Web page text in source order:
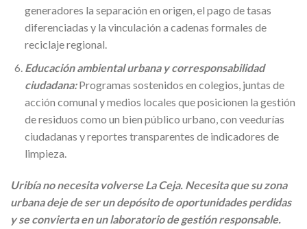
generadores la separación en origen, el pago de tasas
diferenciadas y la vinculación a cadenas formales de
reciclaje regional.
Educación ambiental urbana y corresponsabilidad
ciudadana:Programas sostenidos en colegios, juntas de
acción comunal y medios locales que posicionen la gestión
de residuos como un bien público urbano, con veedurías
ciudadanas y reportes transparentes de indicadores de
limpieza.
Uribía no necesita volverse La Ceja. Necesita que su zona
urbana deje de ser un depósito de oportunidades perdidas
y se convierta en un laboratorio de gestión responsable.